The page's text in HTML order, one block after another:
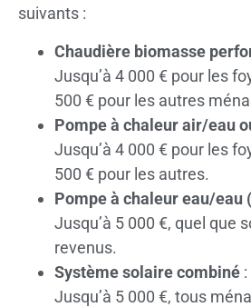
suivants :
Chaudière biomasse
Jusqu’à 4 000 € pour les
500 € pour les autres
Pompe à chaleur air/eau
Jusqu’à 4 000 € pour les
500 € pour les autres.
Pompe à chaleur eau/eau
Jusqu’à 5 000 €, quel que
revenus.
Système solaire combiné :
Jusqu’à 5 000 €, tous